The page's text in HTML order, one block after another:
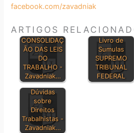
facebook.com/zavadniak
ARTIGOS
CONSOLIDAÇ
ÃO DAS LEIS
DO
TRABALHO -
Zavadniak…
Livro de
Sumulas
SUPREMO
TRIBUNAL
FEDERAL
Dúvidas
sobre
Direitos
Trabalhistas -
Zavadniak…